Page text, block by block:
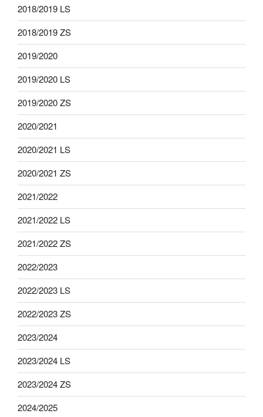
2018/2019 LS
2018/2019 ZS
2019/2020
2019/2020 LS
2019/2020 ZS
2020/2021
2020/2021 LS
2020/2021 ZS
2021/2022
2021/2022 LS
2021/2022 ZS
2022/2023
2022/2023 LS
2022/2023 ZS
2023/2024
2023/2024 LS
2023/2024 ZS
2024/2025